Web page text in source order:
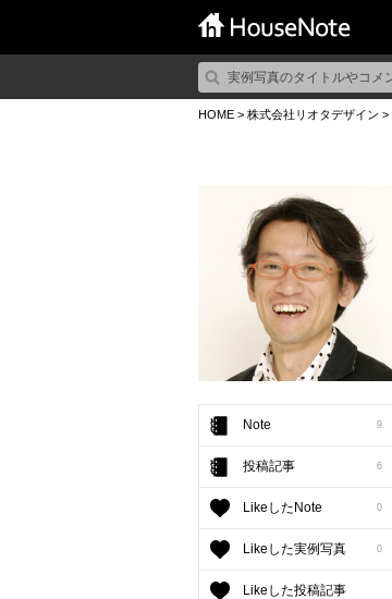
HOME > 株式会社リオタデザイン >
Note 9
投稿記事 6
LikeしたNote 0
Likeした実例写真 0
Likeした投稿記事